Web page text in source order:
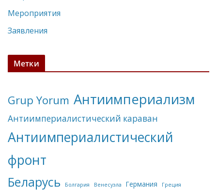
Мероприятия
Заявления
Метки
Grup Yorum Антиимпериализм
Антиимпериалистический караван
Антиимпериалистический
фронт
Беларусь Болгария Венесуэла Германия Греция